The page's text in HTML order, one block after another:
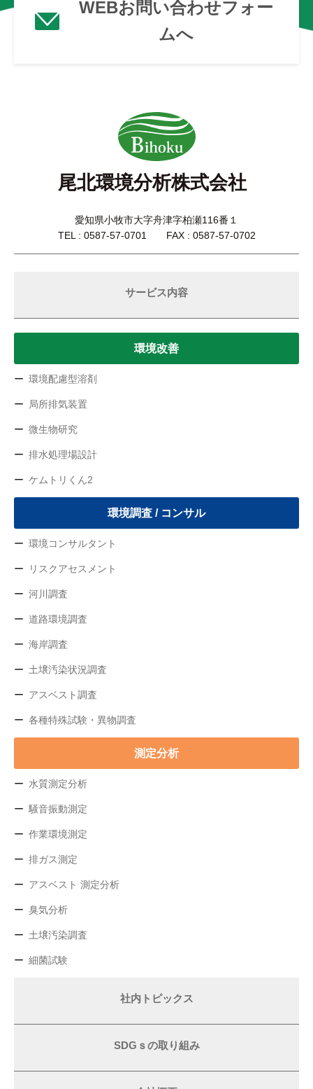
WEBお問い合わせフォー
ムへ
尾北環境分析株式会社
愛知県小牧市大字舟津字柏瀬116番１
TEL : 0587-57-0701 FAX : 0587-57-0702
サービス内容
環境改善
環境配慮型溶剤
局所排気装置
微生物研究
排水処理場設計
ケムトリくん2
環境調査 / コンサル
環境コンサルタント
リスクアセスメント
河川調査
道路環境調査
海岸調査
土壌汚染状況調査
アスベスト調査
各種特殊試験・異物調査
測定分析
水質測定分析
騒音振動測定
作業環境測定
排ガス測定
アスベスト 測定分析
臭気分析
土壌汚染調査
細菌試験
社内トピックス
SDGｓの取り組み